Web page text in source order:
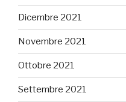
Dicembre 2021
Novembre 2021
Ottobre 2021
Settembre 2021